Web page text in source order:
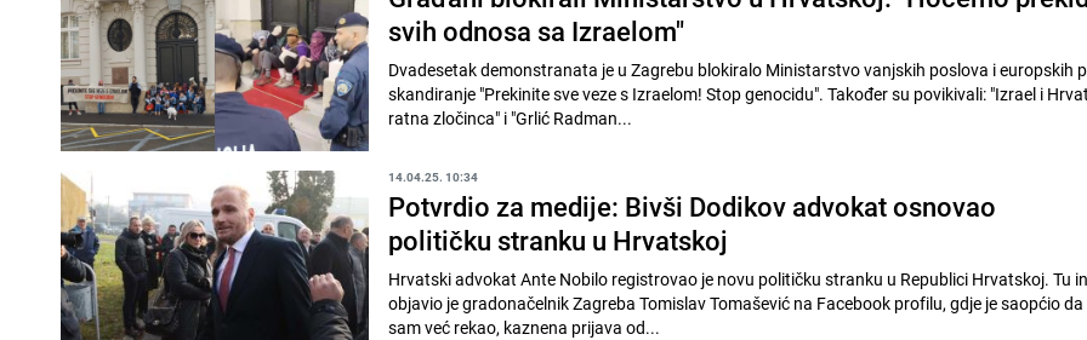
svih odnosa sa Izraelom"
Dvadesetak demonstranata je u Zagrebu blokiralo Ministarstvo vanjskih poslova i europskih
skandiranje "Prekinite sve veze s Izraelom! Stop genocidu". Također su povikivali: "Izrael i
ratna zločinca" i "Grlić Radman...
14.04.25. 10:34
Potvrdio za medije: Bivši Dodikov advokat osnovao
političku stranku u Hrvatskoj
Hrvatski advokat Ante Nobilo registrovao je novu političku stranku u Republici Hrvatskoj. Tu
objavio je gradonačelnik Zagreba Tomislav Tomašević na Facebook profilu, gdje je saopćio
sam već rekao, kaznena prijava od...